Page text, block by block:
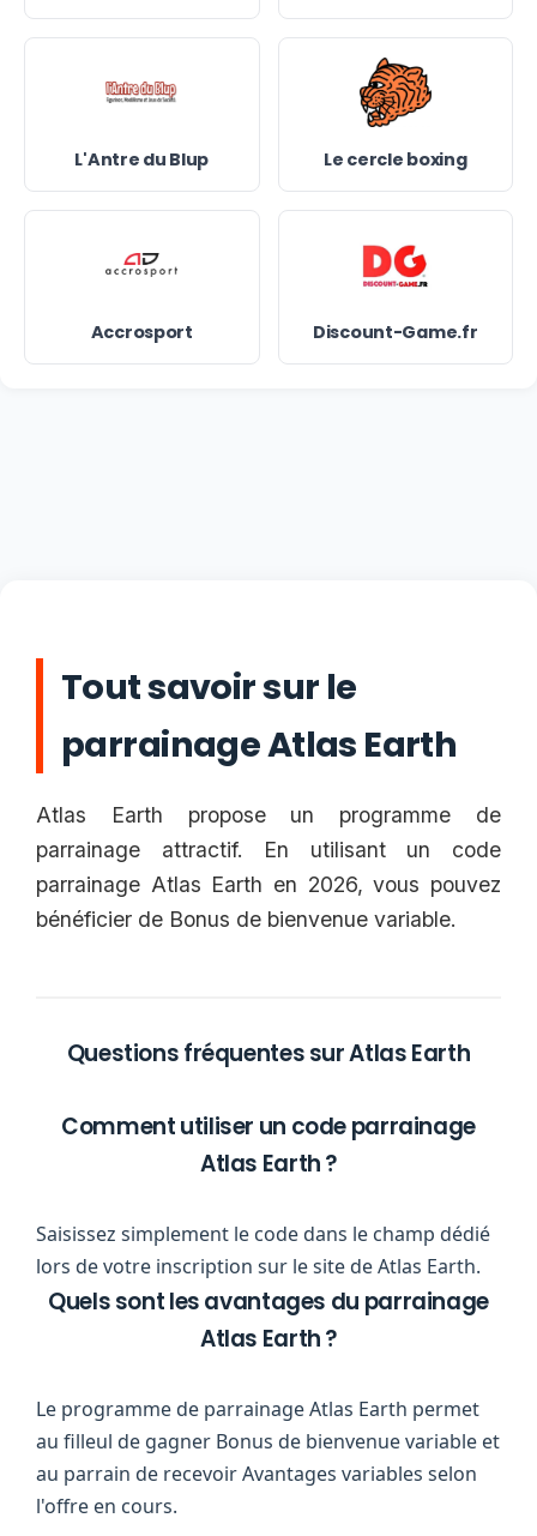
L'Antre du Blup Le cercle boxing
Accrosport Discount-Game.fr
Tout savoir sur le
parrainage Atlas Earth
Atlas Earth propose un programme de
parrainage attractif. En utilisant un code
parrainage Atlas Earth en 2026, vous pouvez
bénéficier de Bonus de bienvenue variable.
Questions fréquentes sur Atlas Earth
Comment utiliser un code parrainage
Atlas Earth ?
Saisissez simplement le code dans le champ dédié
lors de votre inscription sur le site de Atlas Earth.
Quels sont les avantages du parrainage
Atlas Earth ?
Le programme de parrainage Atlas Earth permet
au filleul de gagner Bonus de bienvenue variable et
au parrain de recevoir Avantages variables selon
l'offre en cours.